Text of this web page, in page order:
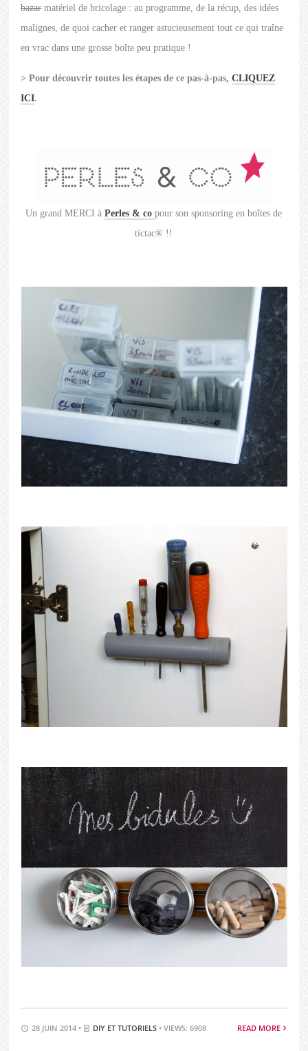
bazarmatériel de bricolage : au programme, de la récup, des idées
malignes, de quoi cacher et ranger astucieusement tout ce qui traîne
en vrac dans une grosse boîte peu pratique !
> Pour découvrir toutes les étapes de ce pas-à-pas,CLIQUEZ
ICI.
Un grand MERCI àPerles & copour son sponsoring en boîtes de
tictac® !!
28 JUIN 2014 • DIY ET TUTORIELS • VIEWS: 6908 READ MORE